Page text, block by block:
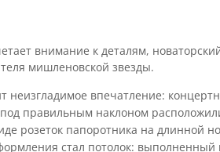
внимание к деталям,
мишленовской звезды.
неизгладимое впечатление:
правильным наклоном
розеток папоротника на длинной
стал потолок: выполненный